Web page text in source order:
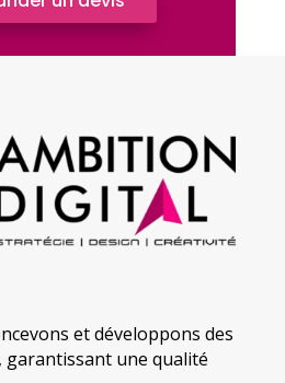
et développons des
garantissant une qualité